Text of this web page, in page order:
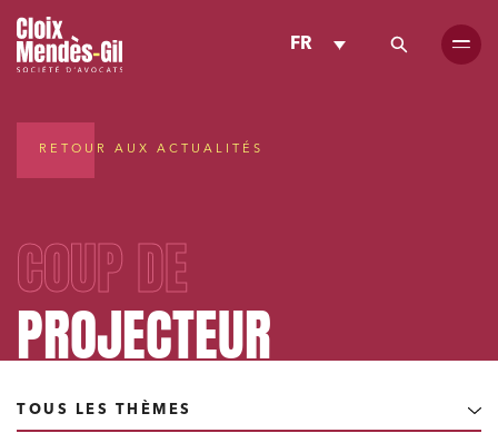
FR
RETOUR AUX ACTUALITÉS
COUP DE
PROJECTEUR
TOUS LES THÈMES